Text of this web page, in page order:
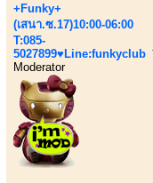
+Funky+
(เสนา.ซ.17)10:00-06:00
T:085-
5027899♥Line:funkyclub
Moderator